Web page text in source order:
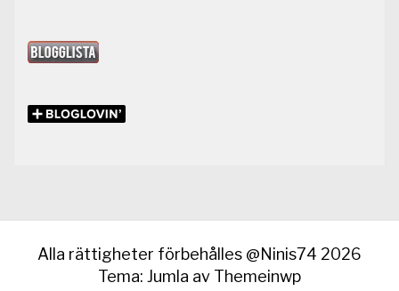
Alla rättigheter förbehålles @Ninis74 2026
Tema: Jumla av Themeinwp